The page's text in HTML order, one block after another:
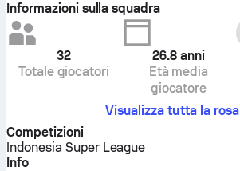
Informazioni sulla squadra
32
Totale giocatori
26.8 anni
Età media
giocatore
Visualizza tutta la rosa
Competizioni
Indonesia Super League
Info